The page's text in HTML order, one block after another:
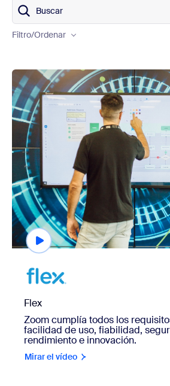
Buscar
Filtro/Ordenar
Productos
Sectores
Tamaño de la organización
view Flex
Flex
Zoom cumplía todos los
facilidad de uso, fiabilidad,
rendimiento e innovación.
Mirar el vídeo